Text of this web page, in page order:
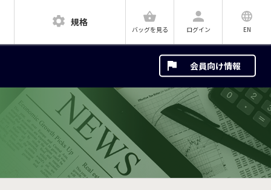
規格
バッグを見る ログイン EN
会員向け情報